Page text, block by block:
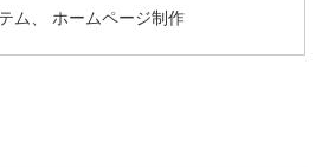
ム、 ホームページ制作